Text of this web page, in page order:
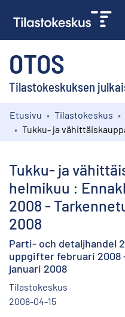
OTOS
Tilastokeskuksen
Kokoelmat
Etusivu Tilastokeskus
Tukku- ja
helmikuu :
2008 -
2008
Parti- och detaljhandel
uppgifter februari
januari 2008
Tilastokeskus
2008-04-15